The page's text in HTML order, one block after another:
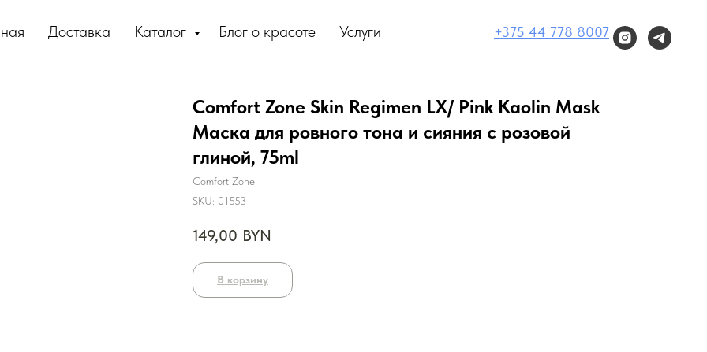
Доставка Каталог Блог о красоте Услуги +375 44 778 8007
Comfort Zone Skin Regimen LX/ Pink Kaolin Mask
Маска для ровного тона и сияния с розовой
глиной, 75ml
Comfort Zone
SKU: 01553
149,00 BYN
В корзину